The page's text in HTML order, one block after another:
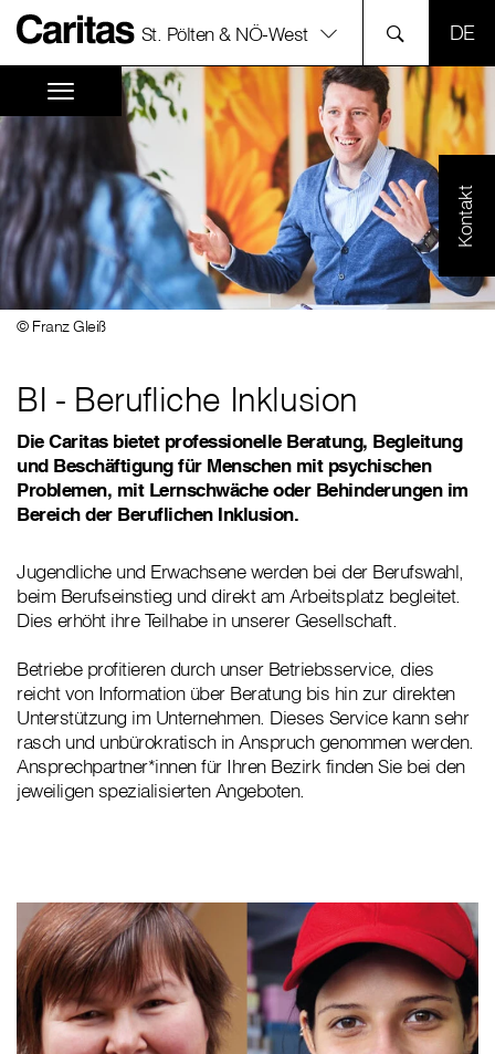
St. Pölten & NÖ-West
Kontakt
© Franz Gleiß
BI - Berufliche Inklusion
Die Caritas bietet professionelle Beratung, Begleitung
und Beschäftigung für Menschen mit psychischen
Problemen, mit Lernschwäche oder Behinderungen im
Bereich der Beruflichen Inklusion.
Jugendliche und Erwachsene werden bei der Berufswahl,
beim Berufseinstieg und direkt am Arbeitsplatz begleitet.
Dies erhöht ihre Teilhabe in unserer Gesellschaft.
Betriebe profitieren durch unser Betriebsservice, dies
reicht von Information über Beratung bis hin zur direkten
Unterstützung im Unternehmen. Dieses Service kann sehr
rasch und unbürokratisch in Anspruch genommen werden.
Ansprechpartner*innen für Ihren Bezirk finden Sie bei den
jeweiligen spezialisierten Angeboten.